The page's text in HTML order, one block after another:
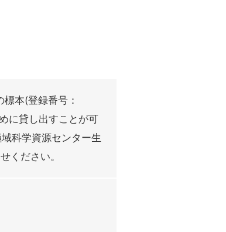
本(登録番号：
に貸し出すことが可
科学資源センター生
ください。